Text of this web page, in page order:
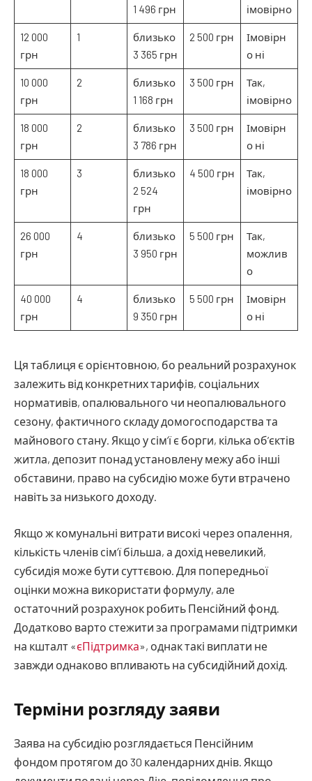
1 496 грн
імовірно
12 000
грн
1
близько
3 365 грн
2 500 грн
Імовірн
о ні
10 000
грн
2
близько
1 168 грн
3 500 грн
Так,
імовірно
18 000
грн
2
близько
3 786 грн
3 500 грн
Імовірн
о ні
18 000
грн
3
близько
2 524
грн
4 500 грн
Так,
імовірно
26 000
грн
4
близько
3 950 грн
5 500 грн
Так,
можлив
о
40 000
грн
4
близько
9 350 грн
5 500 грн
Імовірн
о ні
Ця таблиця є орієнтовною, бо реальний розрахунок
залежить від конкретних тарифів, соціальних
нормативів, опалювального чи неопалювального
сезону, фактичного складу домогосподарства та
майнового стану. Якщо у сім’ї є борги, кілька об’єктів
житла, депозит понад установлену межу або інші
обставини, право на субсидію може бути втрачено
навіть за низького доходу.
Якщо ж комунальні витрати високі через опалення,
кількість членів сім’ї більша, а дохід невеликий,
субсидія може бути суттєвою. Для попередньої
оцінки можна використати формулу, але
остаточний розрахунок робить Пенсійний фонд.
Додатково варто стежити за програмами підтримки
на кшталт «єПідтримка», однак такі виплати не
завжди однаково впливають на субсидійний дохід.
Терміни розгляду заяви
Заява на субсидію розглядається Пенсійним
фондом протягом до 30 календарних днів. Якщо